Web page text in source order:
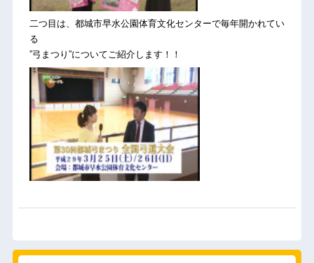
二つ目は、都城市早水公園体育文化センターで毎年開かれてい
る
”弓まつり”についてご紹介します！！